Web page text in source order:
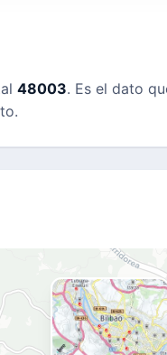
48003. Es el dato